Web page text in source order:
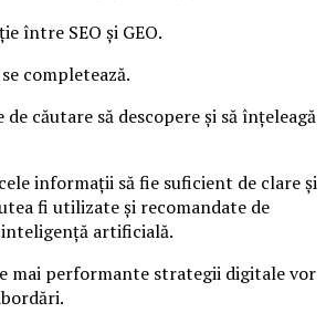
între SEO și GEO.
completează.
căutare să descopere și să înțeleagă
informații să fie suficient de clare și
fi utilizate și recomandate de
artificială.
mai performante strategii digitale vor